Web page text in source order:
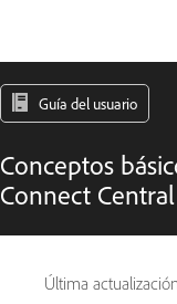
Guía del usuario
Conceptos
Connect Central
Última